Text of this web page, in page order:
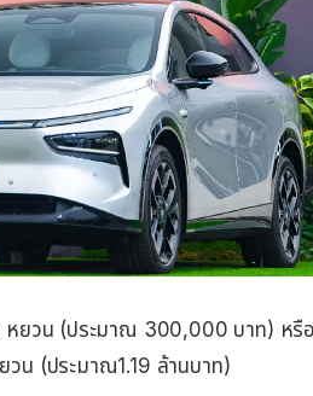
หยวน (ประมาณ 300,000 บาท) หรือ
น (ประมาณ​1.19 ล้านบาท)